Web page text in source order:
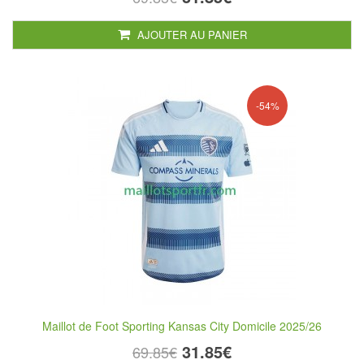
AJOUTER AU PANIER
-54%
Maillot de Foot Sporting Kansas City Domicile 2025/26
69.85€ 31.85€